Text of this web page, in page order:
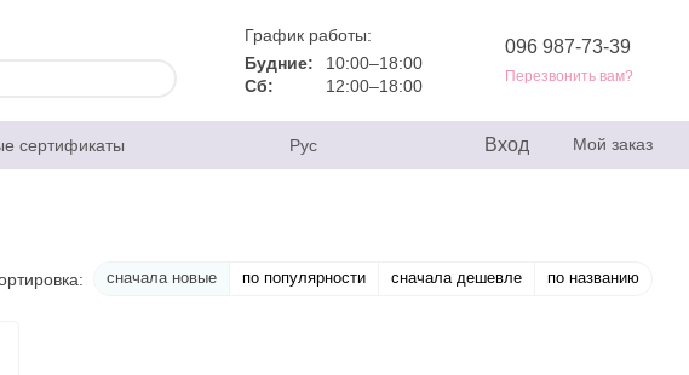
График работы:
Будние:
10:00–18:00
Сб:
12:00–18:00
096 987-73-39
Перезвонить вам?
сертификаты
Рус Вход Мой заказ
сначала новые по популярности сначала дешевле по названию